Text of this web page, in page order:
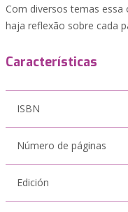
Com diversos temas
haja reflexão sobre cada
Características
ISBN
Número de páginas
Edición